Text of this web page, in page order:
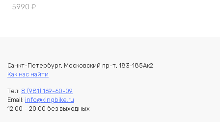
5990 ₽
Санкт-Петербург, Московский пр-т, 183-185Ак2
Как нас найти
Тел: 8 (981) 169-60-09
Email: info@kingbike.ru
12.00 – 20.00 без выходных